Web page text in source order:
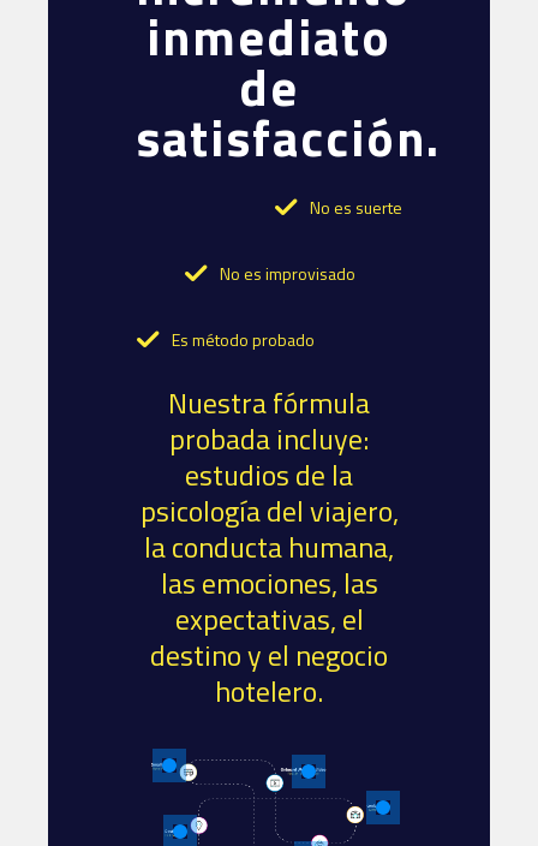
inmediato
de
satisfacción.
No es suerte
No es improvisado
Es método probado
Nuestra fórmula
probada incluye:
estudios de la
psicología del viajero,
la conducta humana,
las emociones, las
expectativas, el
destino y el negocio
hotelero.